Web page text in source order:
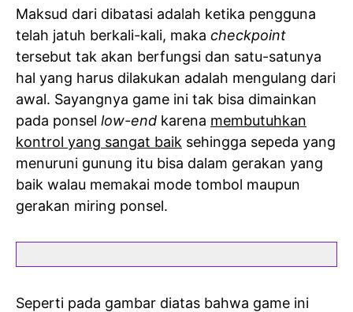
Maksud dari dibatasi adalah ketika pengguna
telah jatuh berkali-kali, maka checkpoint
tersebut tak akan berfungsi dan satu-satunya
hal yang harus dilakukan adalah mengulang dari
awal. Sayangnya game ini tak bisa dimainkan
pada ponsel low-end karena membutuhkan
kontrol yang sangat baik sehingga sepeda yang
menuruni gunung itu bisa dalam gerakan yang
baik walau memakai mode tombol maupun
gerakan miring ponsel.
Seperti pada gambar diatas bahwa game ini